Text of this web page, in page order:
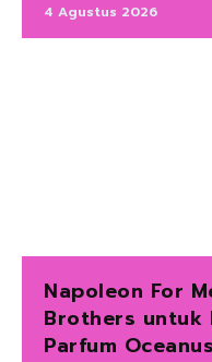
4 Agustus 2026
Napoleon For
Brothers untuk
Parfum